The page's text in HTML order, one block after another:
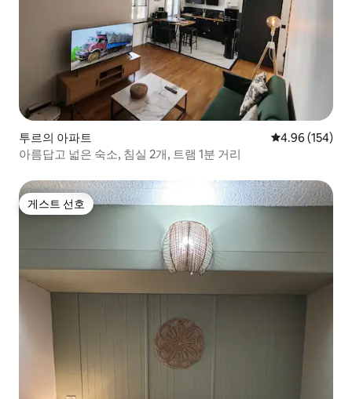
투르의 아파트 평점 4.96점(5
4.96 (154)
아름답고 넓은 숙소, 침실 2개, 트램 1분 거리
게스트 선호
게스트 선호